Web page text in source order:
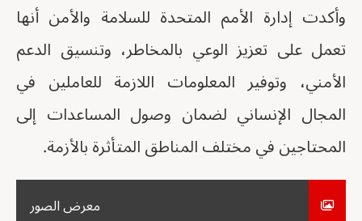
وأكدت إدارة الأمم المتحدة للسلامة والأمن أنها
تعمل على تعزيز الوعي بالمخاطر، وتنسيق الدعم
الأمني، وتوفير المعلومات اللازمة للعاملين في
المجال الإنساني لضمان وصول المساعدات إلى
المحتاجين في مختلف المناطق المتأثرة بالأزمة.
معرض الصور